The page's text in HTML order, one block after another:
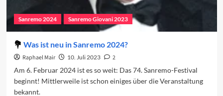
Sanremo 2024 Sanremo Giovani 2023
Was ist neu in Sanremo 2024?
Raphael Mair 10. Juli 2023
2
Am 6. Februar 2024 ist es so weit: Das 74. Sanremo-Festival
beginnt! Mittlerweile ist schon einiges über die Veranstaltung
bekannt.